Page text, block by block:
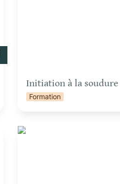
Initiation à la soudure
Formation
Initiation à la soudure à